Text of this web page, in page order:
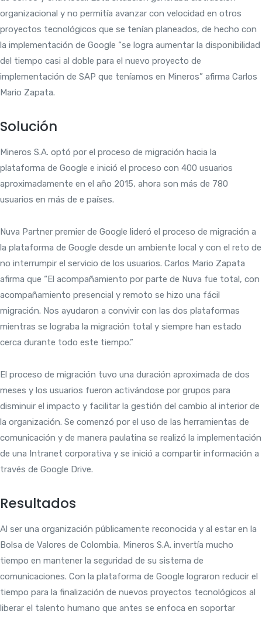
organizacional y no permitía avanzar con velocidad en otros
proyectos tecnológicos que se tenían planeados, de hecho con
la implementación de Google “se logra aumentar la disponibilidad
del tiempo casi al doble para el nuevo proyecto de
implementación de SAP que teníamos en Mineros” afirma Carlos
Mario Zapata.
Solución
Mineros S.A. optó por el proceso de migración hacia la
plataforma de Google e inició el proceso con 400 usuarios
aproximadamente en el año 2015, ahora son más de 780
usuarios en más de e países.
Nuva Partner premier de Google lideró el proceso de migración a
la plataforma de Google desde un ambiente local y con el reto de
no interrumpir el servicio de los usuarios. Carlos Mario Zapata
afirma que “El acompañamiento por parte de Nuva fue total, con
acompañamiento presencial y remoto se hizo una fácil
migración. Nos ayudaron a convivir con las dos plataformas
mientras se lograba la migración total y siempre han estado
cerca durante todo este tiempo.”
El proceso de migración tuvo una duración aproximada de dos
meses y los usuarios fueron activándose por grupos para
disminuir el impacto y facilitar la gestión del cambio al interior de
la organización. Se comenzó por el uso de las herramientas de
comunicación y de manera paulatina se realizó la implementación
de una Intranet corporativa y se inició a compartir información a
través de Google Drive.
Resultados
Al ser una organización públicamente reconocida y al estar en la
Bolsa de Valores de Colombia, Mineros S.A. invertía mucho
tiempo en mantener la seguridad de su sistema de
comunicaciones. Con la plataforma de Google lograron reducir el
tiempo para la finalización de nuevos proyectos tecnológicos al
liberar el talento humano que antes se enfoca en soportar